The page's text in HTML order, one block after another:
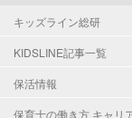
キッズライン総研
KIDSLINE記事一覧
保活情報
保育士の働き方 キャリ